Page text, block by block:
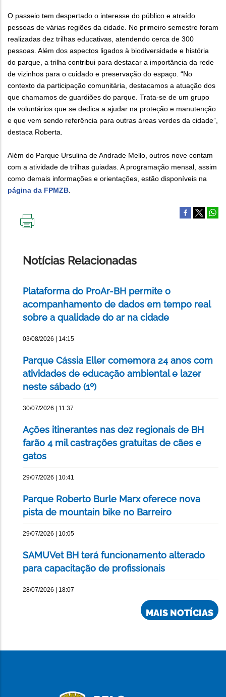
O passeio tem despertado o interesse do público e atraído
pessoas de várias regiões da cidade. No primeiro semestre foram
realizadas dez trilhas educativas, atendendo cerca de 300
pessoas. Além dos aspectos ligados à biodiversidade e história
do parque, a trilha contribui para destacar a importância da rede
de vizinhos para o cuidado e preservação do espaço. “No
contexto da participação comunitária, destacamos a atuação dos
que chamamos de guardiões do parque. Trata-se de um grupo
de voluntários que se dedica a ajudar na proteção e manutenção
e que vem sendo referência para outras áreas verdes da cidade”,
destaca Roberta.
Além do Parque Ursulina de Andrade Mello, outros nove contam
com a atividade de trilhas guiadas. A programação mensal, assim
como demais informações e orientações, estão disponíveis na
página da FPMZB.
Notícias Relacionadas
Plataforma do ProAr-BH permite o
acompanhamento de dados em tempo real
sobre a qualidade do ar na cidade
03/08/2026 | 14:15
Parque Cássia Eller comemora 24 anos com
atividades de educação ambiental e lazer
neste sábado (1º)
30/07/2026 | 11:37
Ações itinerantes nas dez regionais de BH
farão 4 mil castrações gratuitas de cães e
gatos
29/07/2026 | 10:41
Parque Roberto Burle Marx oferece nova
pista de mountain bike no Barreiro
29/07/2026 | 10:05
SAMUVet BH terá funcionamento alterado
para capacitação de profissionais
28/07/2026 | 18:07
MAIS NOTÍCIAS